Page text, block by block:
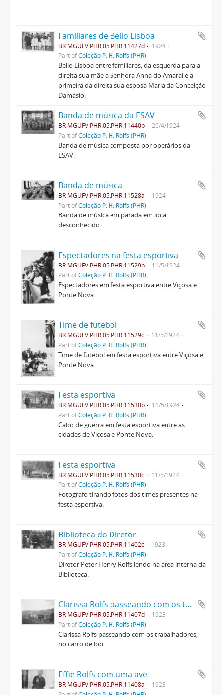
Familiares de Bello Lisboa
BR MGUFV PHR.05.PHR.11427d
1924
Part ofColeção P. H. Rolfs (PHR)
Bello Lisboa entre familiares, da esquerda para a
direita sua mãe a Senhora Anna do Amaral e a
primeira da direita sua esposa Maria da Conceição
Damásio.
Banda de música da ESAV
BR MGUFV PHR.05.PHR.11440b
20/4/1924
Part ofColeção P. H. Rolfs (PHR)
Banda de música composta por operários da
ESAV.
Banda de música
BR MGUFV PHR.05.PHR.11528a
1924
Part ofColeção P. H. Rolfs (PHR)
Banda de música em parada em local
desconhecido.
Espectadores na festa esportiva
BR MGUFV PHR.05.PHR.11529b
11/5/1924
Part ofColeção P. H. Rolfs (PHR)
Espectadores em festa esportiva entre Viçosa e
Ponte Nova.
Time de futebol
BR MGUFV PHR.05.PHR.11529c
11/5/1924
Part ofColeção P. H. Rolfs (PHR)
Time de futebol em festa esportiva entre Viçosa e
Ponte Nova.
Festa esportiva
BR MGUFV PHR.05.PHR.11530b
11/5/1924
Part ofColeção P. H. Rolfs (PHR)
Cabo de guerra em festa esportiva entre as
cidades de Viçosa e Ponte Nova.
Festa esportiva
BR MGUFV PHR.05.PHR.11530c
11/5/1924
Part ofColeção P. H. Rolfs (PHR)
Fotografo tirando fotos dos times presentes na
festa esportiva.
Biblioteca do Diretor
BR MGUFV PHR.05.PHR.11402c
1923
Part ofColeção P. H. Rolfs (PHR)
Diretor Peter Henry Rolfs lendo na área interna da
Biblioteca.
Clarissa Rolfs passeando com os trabalhadores, no carro de boi
BR MGUFV PHR.05.PHR.11407d
1923
Part ofColeção P. H. Rolfs (PHR)
Clarissa Rolfs passeando com os trabalhadores,
no carro de boi
Effie Rolfs com uma ave
BR MGUFV PHR.05.PHR.11408a
1923